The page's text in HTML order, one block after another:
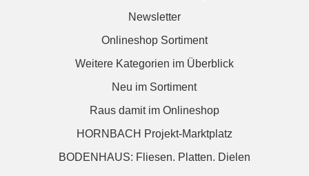
Newsletter
Onlineshop Sortiment
Weitere Kategorien im Überblick
Neu im Sortiment
Raus damit im Onlineshop
HORNBACH Projekt-Marktplatz
BODENHAUS: Fliesen. Platten. Dielen